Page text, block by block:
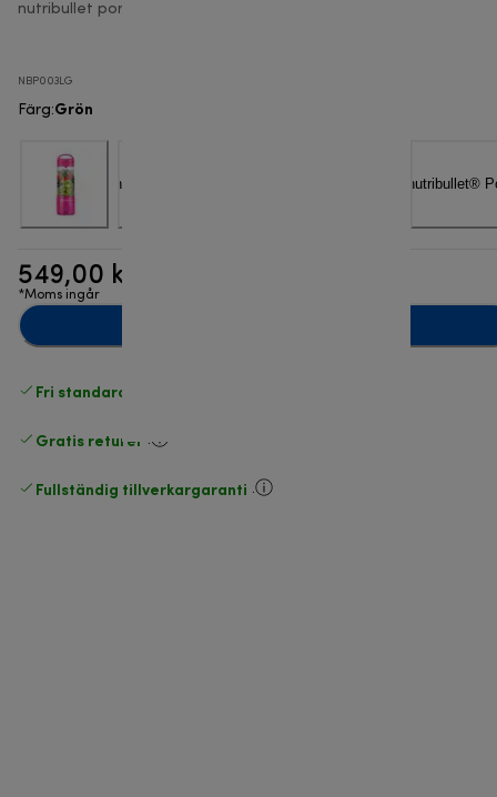
nutribullet portable
NBP003LG
Färg:Grön
549,00 kr
*Moms ingår
Fri standardleverans
Gratis returer .
Fullständig tillverkargaranti .